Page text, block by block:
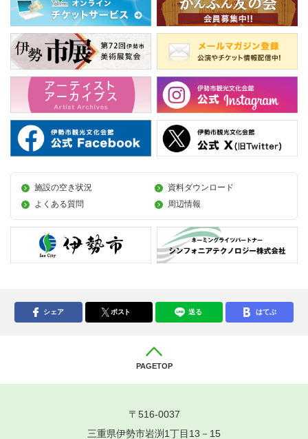
施設の空き状況
資料ダウンロード
よくある質問
周辺情報
シェア ポスト 送る はてぶ
PAGETOP
〒516-0037
三重県伊勢市岩渕1丁目13－15